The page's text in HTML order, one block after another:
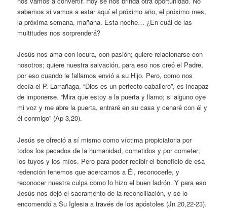
sabemos si vamos a estar aquí el próximo año, el próximo mes,
la próxima semana, mañana. Esta noche… ¿En cuál de las
multitudes nos sorprenderá?
Jesús nos ama con locura, con pasión; quiere relacionarse con
nosotros; quiere nuestra salvación, para eso nos creó el Padre,
por eso cuando le fallamos envió a su Hijo. Pero, como nos
decía el P. Larrañaga, “Dios es un perfecto caballero”, es incapaz
de imponerse. “Mira que estoy a la puerta y llamo; si alguno oye
mi voz y me abre la puerta, entraré en su casa y cenaré con él y
él conmigo” (Ap 3,20).
Jesús se ofreció a sí mismo como víctima propiciatoria por
todos los pecados de la humanidad, cometidos y por cometer;
los tuyos y los míos. Pero para poder recibir el beneficio de esa
redención tenemos que acercarnos a Él, reconocerle, y
reconocer nuestra culpa como lo hizo el buen ladrón. Y para eso
Jesús nos dejó el sacramento de la reconciliación, y se lo
encomendó a Su Iglesia a través de los apóstoles (Jn 20,22-23).